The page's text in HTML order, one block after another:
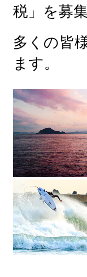
税」を募
多くの皆
ます。